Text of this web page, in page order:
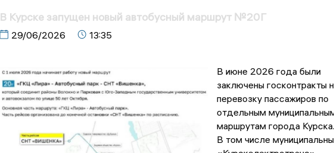
В Курске запущен новый автобусный маршрут №20Г
29/06/2026 13:35
В июне 2026 года были
заключены госконтракты
перевозку пассажиров по
отдельным
маршрутам города Курска.
В том числе